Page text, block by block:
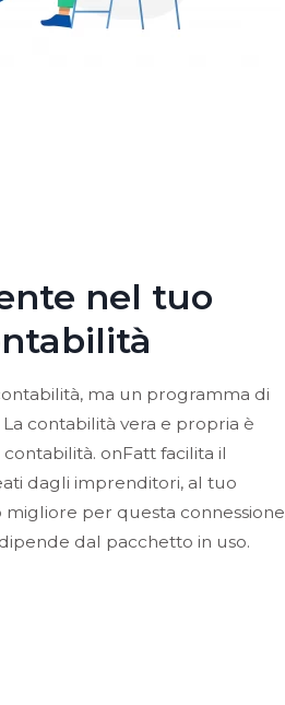
nel tuo
ma un programma di
contabilità vera e propria è
onFatt facilita il
dagli imprenditori, al tuo
per questa connessione
dal pacchetto in uso.